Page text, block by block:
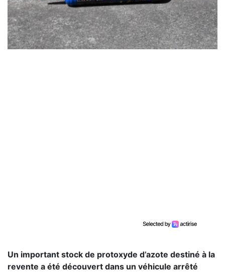
Un important stock de protoxyde d’azote destiné à la
revente a été découvert dans un véhicule arrêté